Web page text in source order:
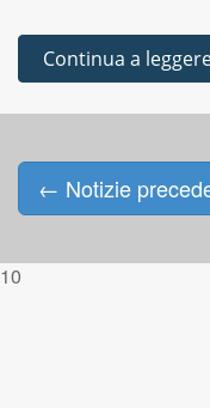
Continua a
Posts
← Notizie
10